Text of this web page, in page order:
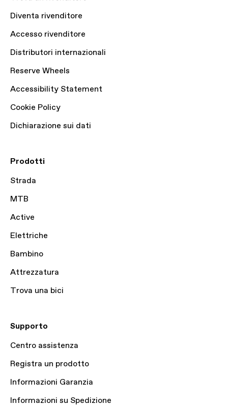
Diventa rivenditore
Accesso rivenditore
Distributori internazionali
Reserve Wheels
Accessibility Statement
Cookie Policy
Dichiarazione sui dati
Prodotti
Strada
MTB
Active
Elettriche
Bambino
Attrezzatura
Trova una bici
Supporto
Centro assistenza
Registra un prodotto
Informazioni Garanzia
Informazioni su Spedizione